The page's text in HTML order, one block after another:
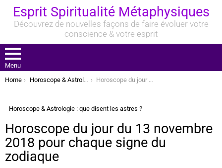
Esprit Spiritualité Métaphysiques
Découvrez de nouvelles façons de faire évoluer votre
conscience & votre esprit
Menu
You are here:
Home Horoscope & Astrologie : que disent les astres ? Horoscope du jour du 13 novembre 2018 pour chaque signe du zodiaque
Horoscope & Astrologie : que disent les astres ?
Horoscope du jour du 13 novembre
2018 pour chaque signe du
zodiaque